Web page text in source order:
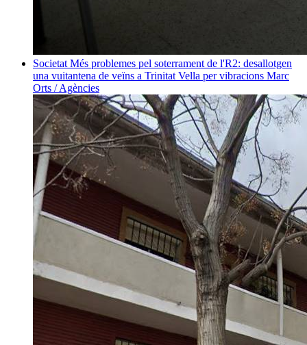
Societat Més problemes pel soterrament de l'R2: desallotgen
una vuitantena de veïns a Trinitat Vella per vibracions Marc
Orts / Agències